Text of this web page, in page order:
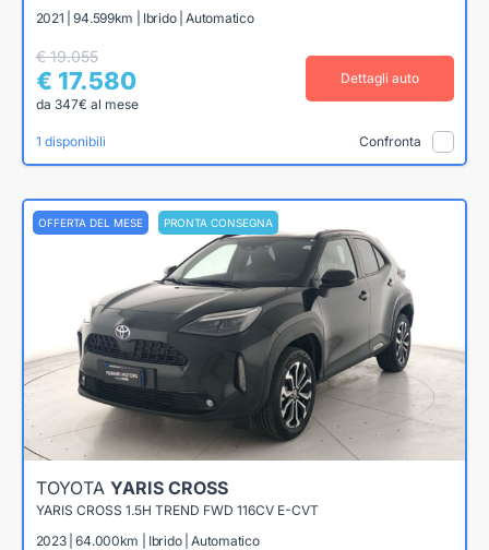
2021 | 94.599km | Ibrido | Automatico
€ 19.055
€ 17.580
da 347€ al mese
Dettagli auto
1 disponibili Confronta
OFFERTA DEL MESE PRONTA CONSEGNA
TOYOTA YARIS CROSS
YARIS CROSS 1.5H TREND FWD 116CV E-CVT
2023 | 64.000km | Ibrido | Automatico